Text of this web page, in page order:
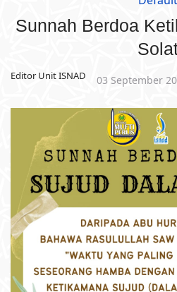
Sunnah Berdoa
Editor Unit ISNAD 03 September